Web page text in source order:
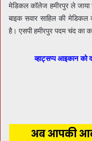
मेडिकल कॉलेज हमीरपुर ले जाया
बाइक सवार साहिल की मेडिकल
है। एसपी हमीरपुर पदम चंद का
व्हाट्सप्प आइकान